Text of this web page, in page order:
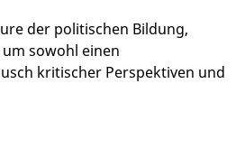
der politischen Bildung,
sowohl einen
kritischer Perspektiven und